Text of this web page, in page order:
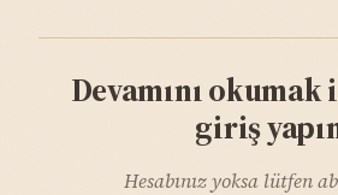
Devamını
giriş
Hesabınız yoksa lütfen